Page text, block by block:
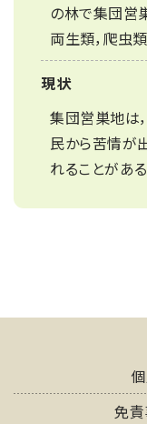
の林で集団営
両生類，爬虫
現状
集団営巣地は
民から苦情が
れることがある
免責